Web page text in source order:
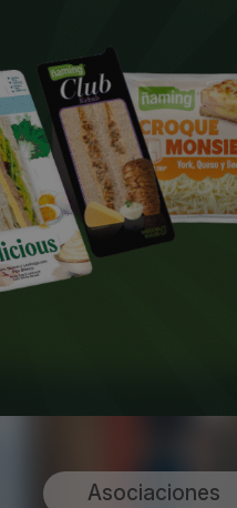
Asociaciones